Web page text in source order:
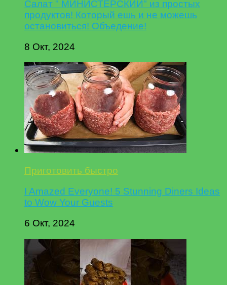
Салат " МИНИСТЕРСКИЙ" из простых
продуктов! Который ешь и не можешь
остановиться! Объедение!
8 Окт, 2024
Приготовить быстро
I Amazed Everyone! 5 Stunning Diners Ideas
to Wow Your Guests
6 Окт, 2024